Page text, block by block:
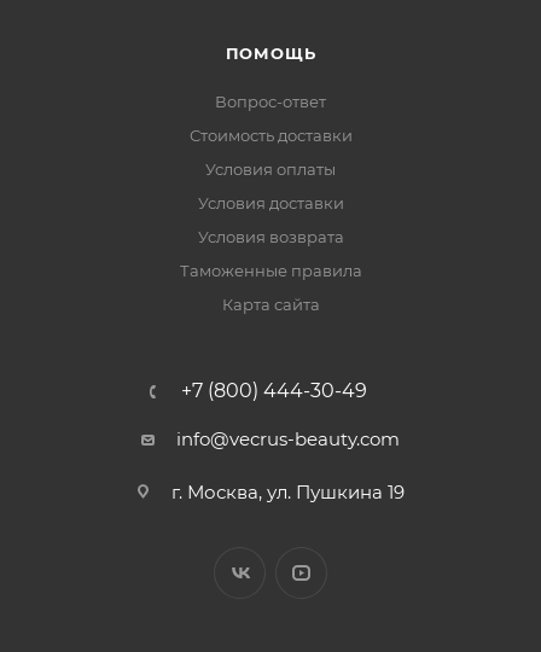
ПОМОЩЬ
Вопрос-ответ
Стоимость доставки
Условия оплаты
Условия доставки
Условия возврата
Таможенные правила
Карта сайта
+7 (800) 444-30-49
info@vecrus-beauty.com
г. Москва, ул. Пушкина 19